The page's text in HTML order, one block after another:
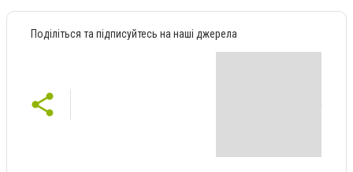
Поділіться та підписуйтесь на наші джерела